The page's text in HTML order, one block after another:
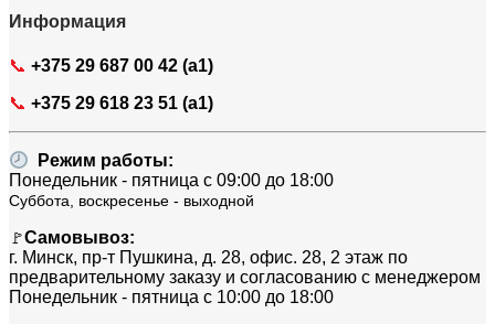
Информация
📞 +375 29 687 00 42 (a1)
📞 +375 29 618 23 51 (a1)
Режим работы:
Понедельник - пятница с 09:00 до 18:00
Суббота, воскресенье - выходной
🚩Самовывоз:
г. Минск, пр-т Пушкина, д. 28, офис. 28, 2 этаж по
предварительному заказу и согласованию с менеджером
Понедельник - пятница с 10:00 до 18:00